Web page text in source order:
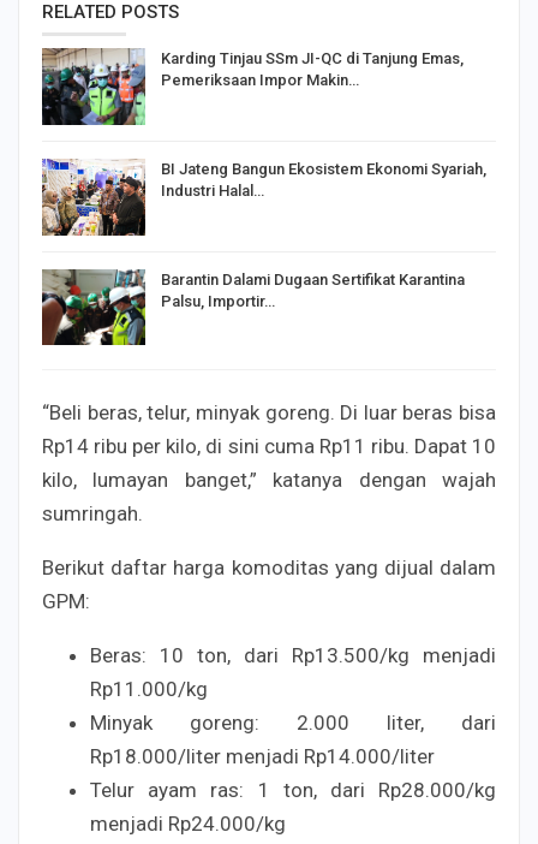
RELATED POSTS
Karding Tinjau SSm JI-QC di Tanjung Emas,
Pemeriksaan Impor Makin…
BI Jateng Bangun Ekosistem Ekonomi Syariah,
Industri Halal…
Barantin Dalami Dugaan Sertifikat Karantina
Palsu, Importir…
“Beli beras, telur, minyak goreng. Di luar beras bisa
Rp14 ribu per kilo, di sini cuma Rp11 ribu. Dapat 10
kilo, lumayan banget,” katanya dengan wajah
sumringah.
Berikut daftar harga komoditas yang dijual dalam
GPM:
Beras: 10 ton, dari Rp13.500/kg menjadi
Rp11.000/kg
Minyak goreng: 2.000 liter, dari
Rp18.000/liter menjadi Rp14.000/liter
Telur ayam ras: 1 ton, dari Rp28.000/kg
menjadi Rp24.000/kg